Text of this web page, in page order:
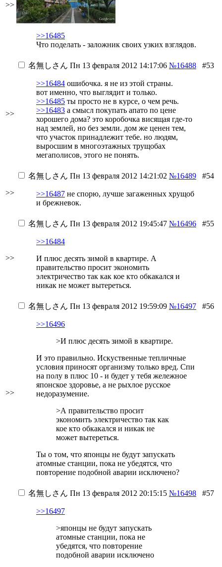
>>
>>16485
Что поделать - заложник своих узких взглядов.
>>
名無しさん Пн 13 февраля 2012 14:17:06 №16488 #53
>>16484 ошибочка. я не из этой страны.
вот именно, что выглядит и только.
>>16485 ты просто не в курсе, о чем речь.
>>16483 а смысл покупать апато по цене
хорошего дома? это коробочка висящая где-то
над землей, но без земли. дом же ценен тем,
что участок принадлежит тебе. но людям,
выросшим в многоэтажных трущобах
мегаполисов, этого не понять.
>>
名無しさん Пн 13 февраля 2012 14:21:02 №16489 #54
>>16487 не спорю, лучше загаженных хрущоб
и брежневок.
>>
名無しさん Пн 13 февраля 2012 19:45:47 №16496 #55
>>16484
И плюс десять зимой в квартире. А
правительство просит экономить
электричество так как кое кто обкакался и
никак не может вытереться.
>>
名無しさん Пн 13 февраля 2012 19:59:09 №16497 #56
>>16496
>И плюс десять зимой в квартире.
И это правильно. Искуственные тепличные
условия приносят организму только вред. Спи
на полу в плюс 10 - и будет у тебя жележное
японское здоровье, а не рыхлое русское
недоразумение.
>А правительство просит
экономить электричество так как
кое кто обкакался и никак не
может вытереться.
Ты о том, что японцы не будут запускать
атомные станции, пока не убедятся, что
повторение подобной аварии исключено?
名無しさん Пн 13 февраля 2012 20:15:15 №16498 #57
>>16497
>японцы не будут запускать
атомные станции, пока не
убедятся, что повторение
подобной аварии исключено